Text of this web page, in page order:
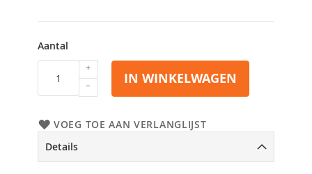
Aantal
IN WINKELWAGEN
VOEG TOE AAN VERLANGLIJST
Details